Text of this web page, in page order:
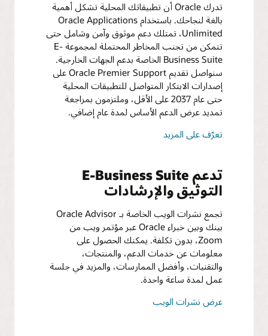
تدرك Oracle أن تطبيقاتك المحلية تشكل أهمية
بالغة لنجاحك. باستخدام Oracle Applications
Unlimited، تمتلك دعم موثوق وآمن وشامل حتى
تتمكن من تجنب المخاطر المحتملة لمجموعة E-
Business Suite الخاصة بدعم الجهات الخارجية.
سنواصل تقديم Oracle Premier Support على
إصدارات الابتكار المتواصل للتطبيقات المحلية
حتى عام 2037 على الأقل، وملتزمون بمراجعة
تمديد عرض الدعم الأساس لمدة عام إضافي.
تعرّف على المزيد
تدعم E-Business Suite
التوثيق والإرشادات
تجمع نشرات الويب الخاصة بـ Oracle Advisor
بينك وبين خبراء Oracle عبر مؤتمر ويب من
Zoom، بدون تكلفة. يمكنك الحصول على
معلومات عن خدمات الدعم، والمنتجات،
والتقنيات، وأفضل الممارسات، والمزيد في جلسة
عمل لمدة ساعة واحدة.
عرض نشرات الويب